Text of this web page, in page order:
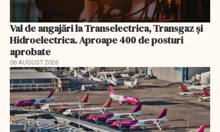
Val de angajări la Transelectrica, Transgaz și
Hidroelectrica. Aproape 400 de posturi
aprobate
06 AUGUST 2026